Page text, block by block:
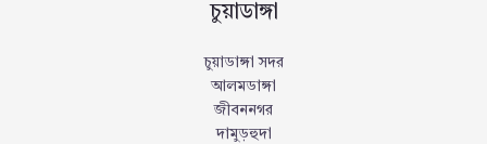
চুয়াডাঙ্গা
চুয়াডাঙ্গা সদর
আলমডাঙ্গা
জীবননগর
দামুড়হুদা